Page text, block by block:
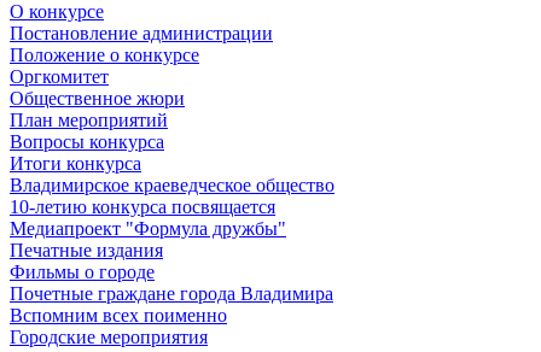
О конкурсе
Постановление администрации
Положение о конкурсе
Оргкомитет
Общественное жюри
План мероприятий
Вопросы конкурса
Итоги конкурса
Владимирское краеведческое общество
10-летию конкурса посвящается
Медиапроект "Формула дружбы"
Печатные издания
Фильмы о городе
Почетные граждане города Владимира
Вспомним всех поименно
Городские мероприятия